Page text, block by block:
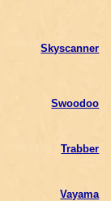
Skyscanner
Swoodoo
Trabber
Vayama